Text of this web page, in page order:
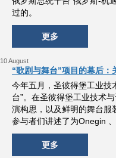
过的。
更多
10 August
“歌剧与舞台”项目的幕后
今年五月，圣彼得堡工业技
台”。在圣彼得堡工业技术
演构思，以及鲜明的舞台服
参与者们讲述了为Onegin
更多